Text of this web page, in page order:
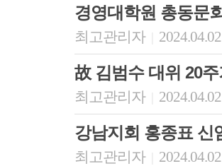
경영대학원 총동문
최고관리자
故 김범수 대위 20
최고관리자
강남지회 홍종표 신
최고관리자